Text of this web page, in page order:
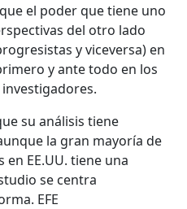
el poder que tiene uno
del otro lado
y viceversa) en
y ante todo en los
su análisis tiene
la gran mayoría de
EE.UU. tiene una
se centra
EFE